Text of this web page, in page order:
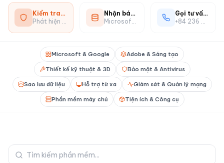
Kiểm tra phần mềm crack
Phát hiện phần mềm không bản quyền miễn phí
Nhận báo giá bản quyền
Microsoft 365, Adobe và 30+ phần mềm
Gọi tư vấn ngay
+84 236 363 5252
Microsoft & Google Adobe & Sáng tạo
Thiết kế kỹ thuật & 3D Bảo mật & Antivirus
Sao lưu dữ liệu Hỗ trợ từ xa Giám sát & Quản lý mạng
Phần mềm máy chủ Tiện ích & Công cụ